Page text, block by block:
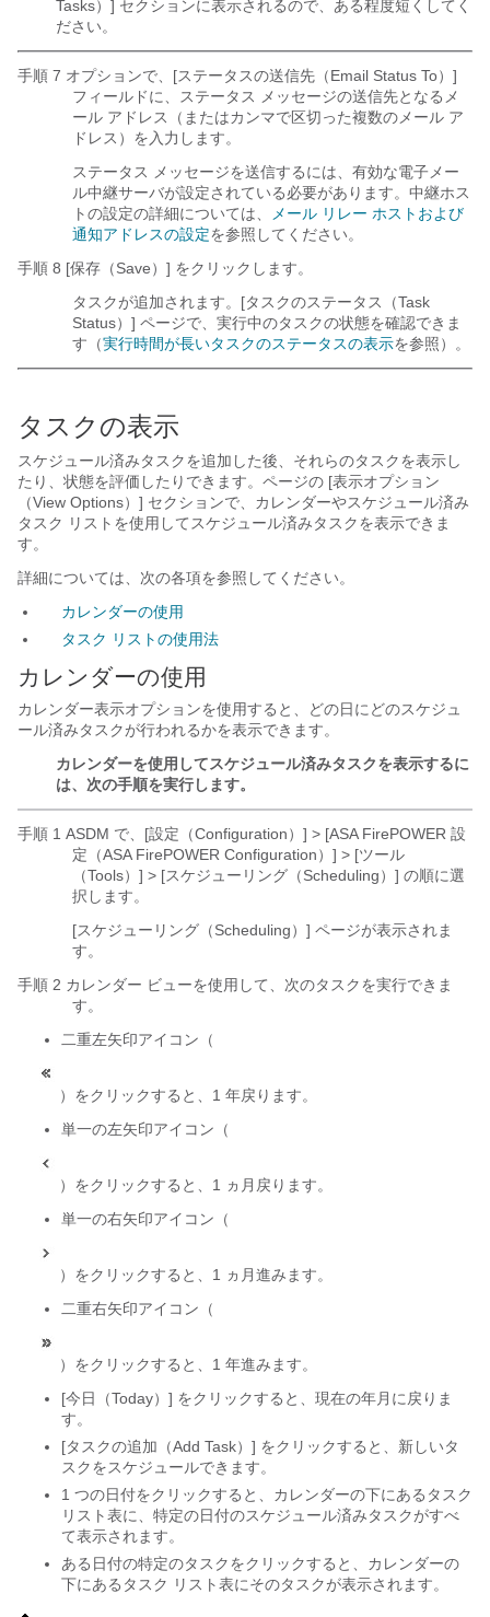
Tasks）] セクションに表示されるので、ある程度短くしてく
ださい。
手順 7 オプションで、[ステータスの送信先（Email Status To）]
フィールドに、ステータス メッセージの送信先となるメ
ール アドレス（またはカンマで区切った複数のメール ア
ドレス）を入力します。
ステータス メッセージを送信するには、有効な電子メー
ル中継サーバが設定されている必要があります。中継ホス
トの設定の詳細については、
メール リレー ホストおよび
通知アドレスの設定を参照してください。
手順 8 [保存（Save）] をクリックします。
タスクが追加されます。[タスクのステータス（Task
Status）] ページで、実行中のタスクの状態を確認できま
す（実行時間が長いタスクのステータスの表示を参照）。
タスクの表示
スケジュール済みタスクを追加した後、それらのタスクを表示し
たり、状態を評価したりできます。ページの [表示オプション
（View Options）] セクションで、カレンダーやスケジュール済み
タスク リストを使用してスケジュール済みタスクを表示できま
す。
詳細については、次の各項を参照してください。
カレンダーの使用
タスク リストの使用法
カレンダーの使用
カレンダー表示オプションを使用すると、どの日にどのスケジュ
ール済みタスクが行われるかを表示できます。
カレンダーを使用してスケジュール済みタスクを表示するに
は、次の手順を実行します。
手順 1 ASDM で、[設定（Configuration）] > [ASA FirePOWER 設
定（ASA FirePOWER Configuration）] > [ツール
（Tools）] > [スケジューリング（Scheduling）] の順に選
択します。
[スケジューリング（Scheduling）] ページが表示されま
す。
手順 2 カレンダー ビューを使用して、次のタスクを実行できま
す。
二重左矢印アイコン（
）をクリックすると、1 年戻ります。
単一の左矢印アイコン（
）をクリックすると、1 ヵ月戻ります。
単一の右矢印アイコン（
）をクリックすると、1 ヵ月進みます。
二重右矢印アイコン（
）をクリックすると、1 年進みます。
[今日（Today）] をクリックすると、現在の年月に戻りま
す。
[タスクの追加（Add Task）] をクリックすると、新しいタ
スクをスケジュールできます。
1 つの日付をクリックすると、カレンダーの下にあるタスク
リスト表に、特定の日付のスケジュール済みタスクがすべ
て表示されます。
ある日付の特定のタスクをクリックすると、カレンダーの
下にあるタスク リスト表にそのタスクが表示されます。